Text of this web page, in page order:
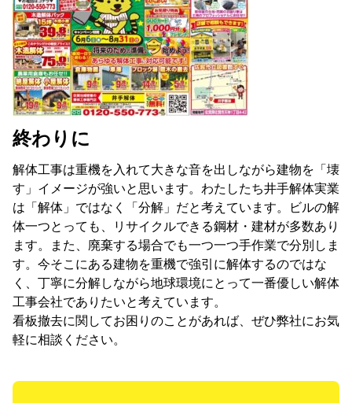
終わりに
解体工事は重機を入れて大きな音を出しながら建物を「壊
す」イメージが強いと思います。わたしたち井手解体実業
は「解体」ではなく「分解」だと考えています。ビルの解
体一つとっても、リサイクルできる鋼材・建材が多数あり
ます。また、廃棄する場合でも一つ一つ手作業で分別しま
す。今そこにある建物を重機で強引に解体するのではな
く、丁寧に分解しながら地球環境にとって一番優しい解体
工事会社でありたいと考えています。
看板撤去に関してお困りのことがあれば、ぜひ弊社にお気
軽に相談ください。